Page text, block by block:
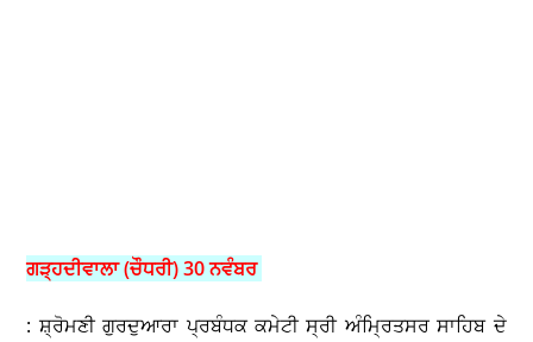
ਗੜ੍ਹਦੀਵਾਲਾ (ਚੌਧਰੀ) 30 ਨਵੰਬਰ
: ਸ਼੍ਰੋਮਣੀ ਗੁਰਦੁਆਰਾ ਪ੍ਰਬੰਧਕ ਕਮੇਟੀ ਸ੍ਰੀ ਅੰਮ੍ਰਿਤਸਰ ਸਾਹਿਬ ਦੇ